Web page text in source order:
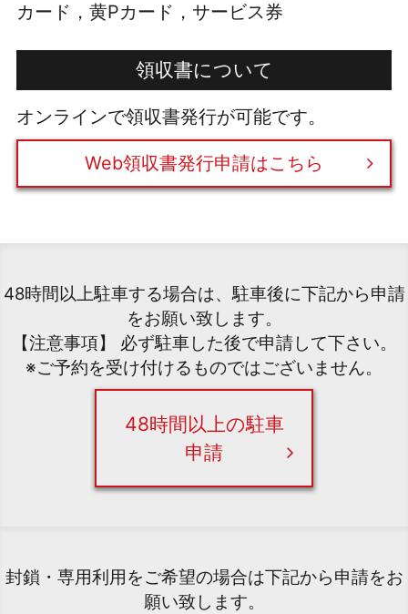
カード，黄Pカード，サービス券
領収書について
オンラインで領収書発行が可能です。
Web領収書発行申請はこちら
48時間以上駐車する場合は、駐車後に下記から申請
をお願い致します。
【注意事項】 必ず駐車した後で申請して下さい。
※ご予約を受け付けるものではございません。
48時間以上の駐車
申請
封鎖・専用利用をご希望の場合は下記から申請をお
願い致します。